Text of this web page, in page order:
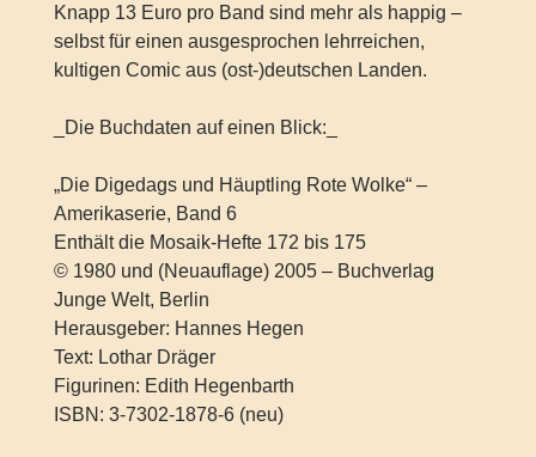
Knapp 13 Euro pro Band sind mehr als happig –
selbst für einen ausgesprochen lehrreichen,
kultigen Comic aus (ost-)deutschen Landen.
_Die Buchdaten auf einen Blick:_
„Die Digedags und Häuptling Rote Wolke“ –
Amerikaserie, Band 6
Enthält die Mosaik-Hefte 172 bis 175
© 1980 und (Neuauflage) 2005 – Buchverlag
Junge Welt, Berlin
Herausgeber: Hannes Hegen
Text: Lothar Dräger
Figurinen: Edith Hegenbarth
ISBN: 3-7302-1878-6 (neu)